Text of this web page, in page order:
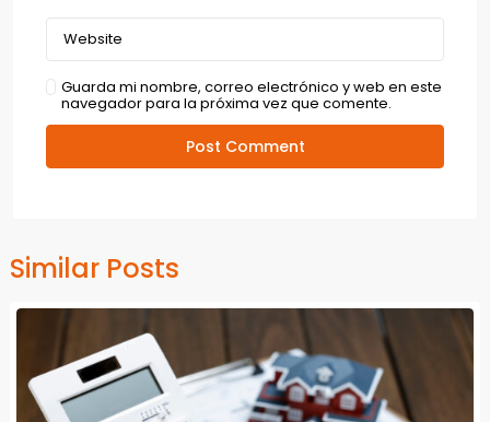
Guarda mi nombre, correo electrónico y web en este
navegador para la próxima vez que comente.
Similar Posts